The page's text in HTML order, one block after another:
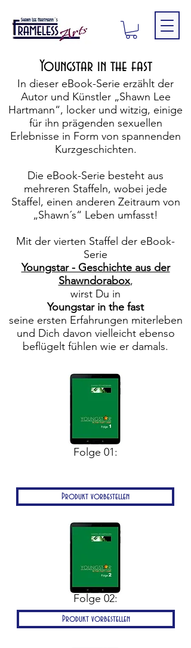
Youngstar in the fast
In dieser eBook-Serie erzählt der
Autor und Künstler „Shawn Lee
Hartmann“, locker und witzig, einige
für ihn prägenden sexuellen
Erlebnisse in Form von spannenden
Kurzgeschichten.
Die eBook-Serie besteht aus
mehreren Staffeln, wobei jede
Staffel, einen anderen Zeitraum von
„Shawn´s“ Leben umfasst!
Mit der vierten Staffel der eBook-
Serie
Youngstar - Geschichte aus der
Shawndorabox,
wirst Du in
Youngstar in the fast
seine ersten Erfahrungen miterleben
und Dich davon vielleicht ebenso
beflügelt fühlen wie er damals.
Folge 01:
Produkt vorbestellen
Folge 02:
Produkt vorbestellen